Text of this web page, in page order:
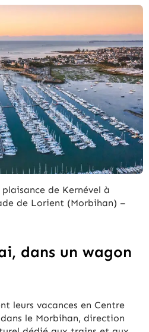
de Kernével à
de Lorient (Morbihan) –
dans un wagon
leurs vacances en Centre
le Morbihan, direction